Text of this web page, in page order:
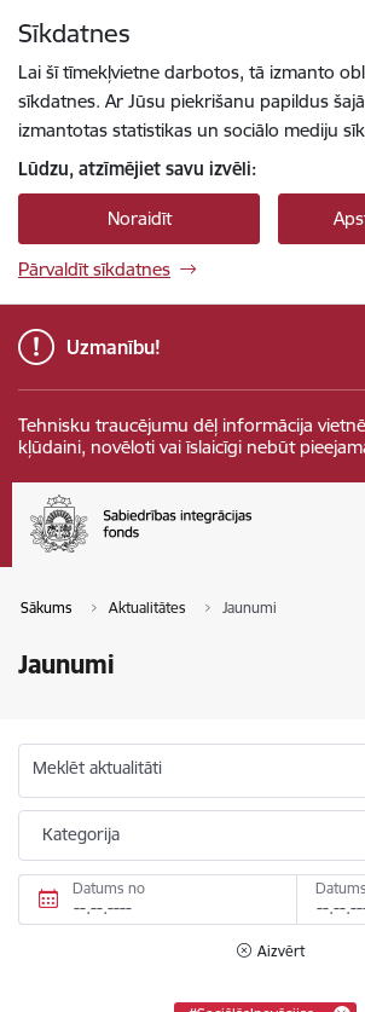
Sīkdatnes
Lai šī tīmekļvietne darbotos, tā izmanto
sīkdatnes. Ar Jūsu piekrišanu papildus
izmantotas statistikas un sociālo mediju
Lūdzu, atzīmējiet savu izvēli:
Noraidīt
Pārvaldīt sīkdatnes
Uzmanību!
Tehnisku traucējumu dēļ informācija
kļūdaini, novēloti vai īslaicīgi nebūt
Sākums Aktualitātes Jaunumi
Jaunumi
Meklēt aktualitāti
Kategorija
Datums no
Aizvērt